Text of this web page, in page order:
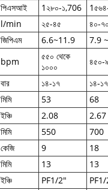
পিএসআই
1২৮০-১,706
l/min ২৫-৪৫ ৪০-৭০
জিপিএম
6.6~11.9 7.9
bpm
৫৫০ থেকে
১০০০
৪৫০-
বার ১৪-১৭ ১৪-১৭
মিমি 53 68
ইঞ্চি
2.08 2.67
মিমি 550 700
কেজি 9 18
মিমি 13 13
ইঞ্চি
PF1/2"